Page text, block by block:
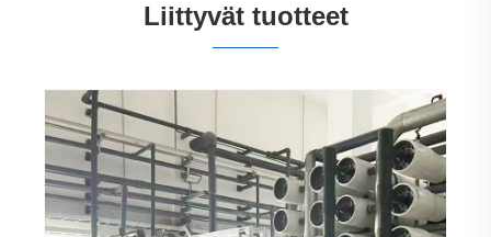
Liittyvät tuotteet
Elektroniikkatehtaan puhtaan veden
käänteisosmoosilaitteet
Katso lisää >>